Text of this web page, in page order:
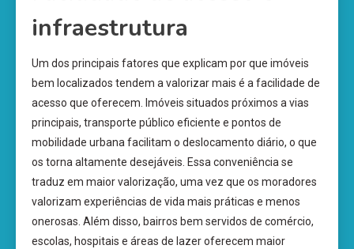
infraestrutura
Um dos principais fatores que explicam por que imóveis
bem localizados tendem a valorizar mais é a facilidade de
acesso que oferecem. Imóveis situados próximos a vias
principais, transporte público eficiente e pontos de
mobilidade urbana facilitam o deslocamento diário, o que
os torna altamente desejáveis. Essa conveniência se
traduz em maior valorização, uma vez que os moradores
valorizam experiências de vida mais práticas e menos
onerosas. Além disso, bairros bem servidos de comércio,
escolas, hospitais e áreas de lazer oferecem maior